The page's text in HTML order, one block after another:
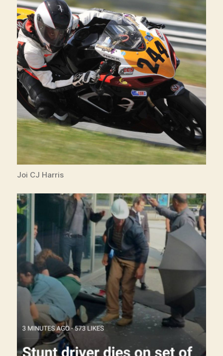
Joi CJ Harris